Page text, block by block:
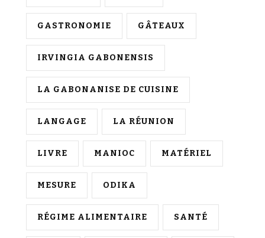
GASTRONOMIE GÂTEAUX
IRVINGIA GABONENSIS
LA GABONANISE DE CUISINE
LANGAGE LA RÉUNION
LIVRE MANIOC MATÉRIEL
MESURE ODIKA
RÉGIME ALIMENTAIRE SANTÉ